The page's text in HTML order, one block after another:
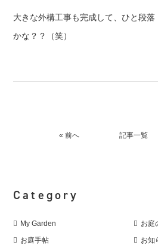
大きな外構工事も完成して、ひと段
かな？？（笑）
« 前へ 記事一覧
Category
My Garden お庭
お庭手帖 お知